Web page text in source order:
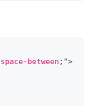
space-between ; ">